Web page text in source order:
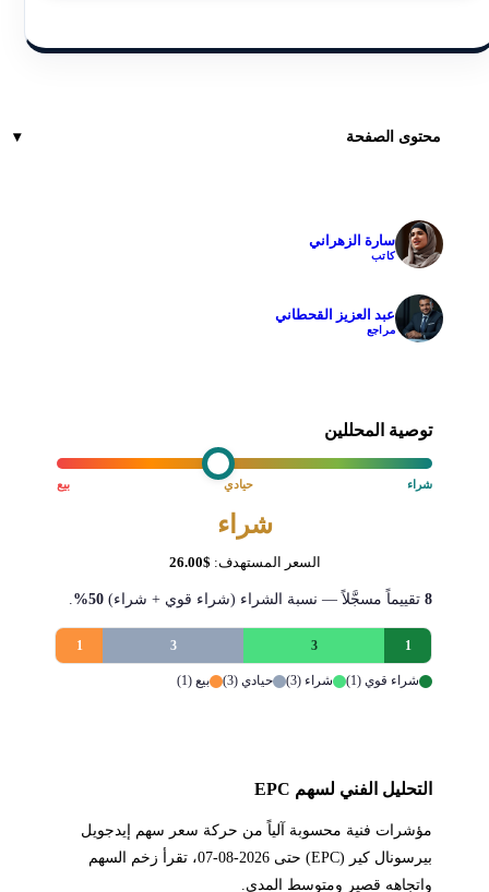
محتوى الصفحة
سارة الزهراني
كاتب
عبد العزيز القحطاني
مراجع
توصية المحللين
بيع حيادي شراء
شراء
السعر المستهدف: $26.00
8تقييماً مسجَّلاً — نسبة الشراء (شراء قوي + شراء) 50%
.
1
3
3
1
شراء قوي (1) شراء (3) حيادي (3) بيع (1)
التحليل الفني لسهم EPC
مؤشرات فنية محسوبة آلياً من حركة سعر سهم إيدجويل
بيرسونال كير (EPC) حتى 2026-08-07، تقرأ زخم السهم
واتجاهه قصير ومتوسط المدى.